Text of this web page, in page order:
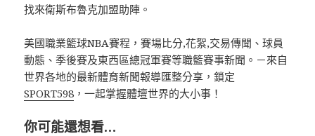
找來衛斯布魯克加盟助陣。
美國職業籃球NBA賽程，賽場比分,花絮,交易傳聞、球員
動態、季後賽及東西區總冠軍賽等職籃賽事新聞。－來自
世界各地的最新體育新聞報導匯整分享，鎖定
SPORT598 ，一起掌握體壇世界的大小事！
你可能還想看…